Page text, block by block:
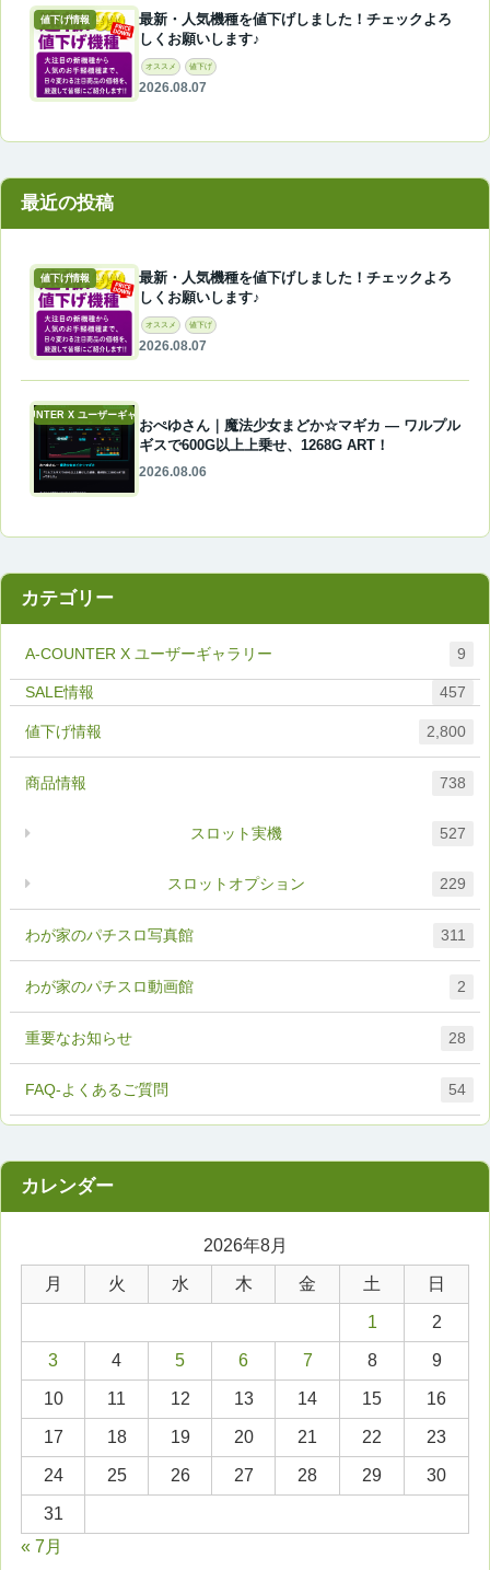
値下げ情報
最新・人気機種を値下げしました！チェックよろ
しくお願いします♪
オススメ 値下げ
2026.08.07
最近の投稿
値下げ情報
最新・人気機種を値下げしました！チェックよろ
しくお願いします♪
オススメ 値下げ
2026.08.07
A-COUNTER X ユーザーギャラリー
おぺゆさん｜魔法少女まどか☆マギカ ― ワルプル
ギスで600G以上上乗せ、1268G ART！
2026.08.06
カテゴリー
A-COUNTER X ユーザーギャラリー 9
FAQ-よくあるご質問 54
457
わが家のパチスロ写真館 311
わが家のパチスロ動画館 2
値下げ情報 2,800
商品情報 738
スロットオプション 229
スロット実機 527
重要なお知らせ 28
2026年8月
月 火 水 木 金 土 日
1 2
3 4 5 6 7 8 9
10 11 12 13 14 15 16
17 18 19 20 21 22 23
24 25 26 27 28 29 30
31
« 7月